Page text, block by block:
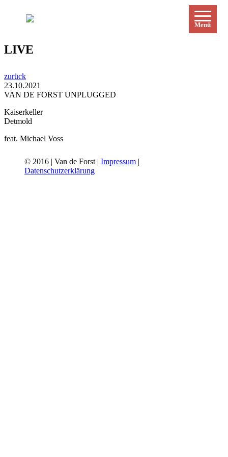
LIVE
zurück
23.10.2021
VAN DE FORST UNPLUGGED
Kaiserkeller
Detmold
feat. Michael Voss
© 2016 | Van de Forst | Impressum |
Datenschutzerklärung
Menü